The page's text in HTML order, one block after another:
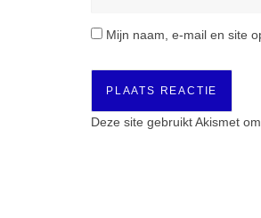
Mijn naam, e-mail en site
Deze site gebruikt Akismet